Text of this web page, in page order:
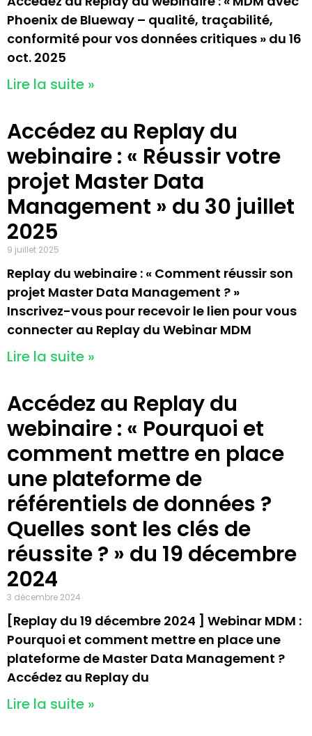
Phoenix de Blueway – qualité, traçabilité,
conformité pour vos données critiques » du 16
oct. 2025
Lire la suite »
Accédez au Replay du
webinaire : « Réussir votre
projet Master Data
Management » du 30 juillet
2025
9 juillet 2025
Replay du webinaire : « Comment réussir son
projet Master Data Management ? »
Inscrivez-vous pour recevoir le lien pour vous
connecter au Replay du Webinar MDM
Lire la suite »
Accédez au Replay du
webinaire : « Pourquoi et
comment mettre en place
une plateforme de
référentiels de données ?
Quelles sont les clés de
réussite ? » du 19 décembre
2024
3 décembre 2024
[Replay du 19 décembre 2024 ] Webinar MDM :
Pourquoi et comment mettre en place une
plateforme de Master Data Management ?
Accédez au Replay du
Lire la suite »